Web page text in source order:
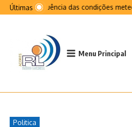
Ir para o conteúdo
ÚltimasNa sequência das condições
Menu Principal
Politica